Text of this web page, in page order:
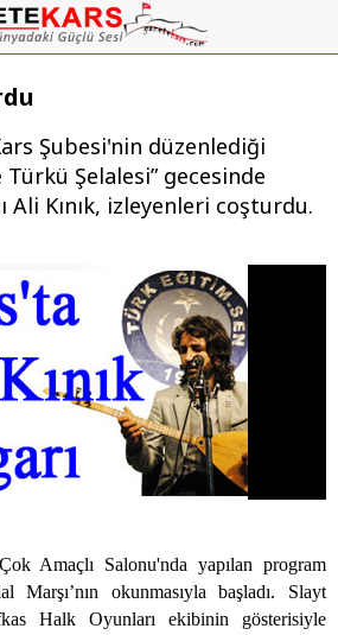
Şubesi'nin düzenlediği
Şelalesi” gecesinde
Ali Kınık, izleyenleri coşturdu.
Amaçlı Salonu'nda yapılan program
Marşı’nın okunmasıyla başladı. Slayt
Halk Oyunları ekibinin gösterisiyle